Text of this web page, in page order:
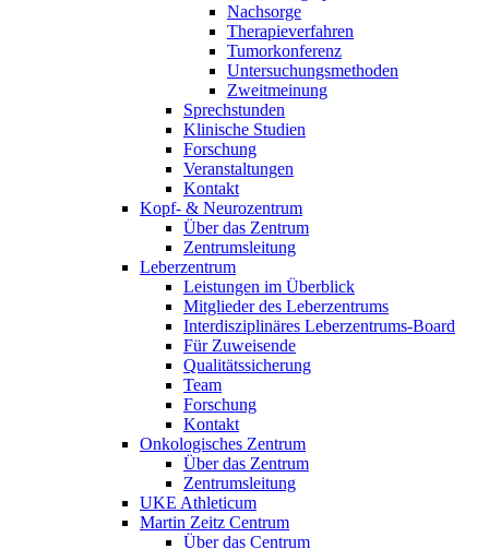
Nachsorge
Therapieverfahren
Tumorkonferenz
Untersuchungsmethoden
Zweitmeinung
Sprechstunden
Klinische Studien
Forschung
Veranstaltungen
Kontakt
Kopf- & Neurozentrum
Über das Zentrum
Zentrumsleitung
Leberzentrum
Leistungen im Überblick
Mitglieder des Leberzentrums
Interdisziplinäres Leberzentrums-Board
Für Zuweisende
Qualitätssicherung
Team
Forschung
Kontakt
Onkologisches Zentrum
Über das Zentrum
Zentrumsleitung
UKE Athleticum
Martin Zeitz Centrum
Über das Centrum